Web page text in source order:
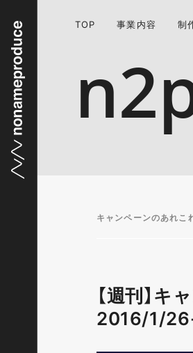
TOP 事業内容 制
キャンペーンのあれこ
【週刊】
2016/1/